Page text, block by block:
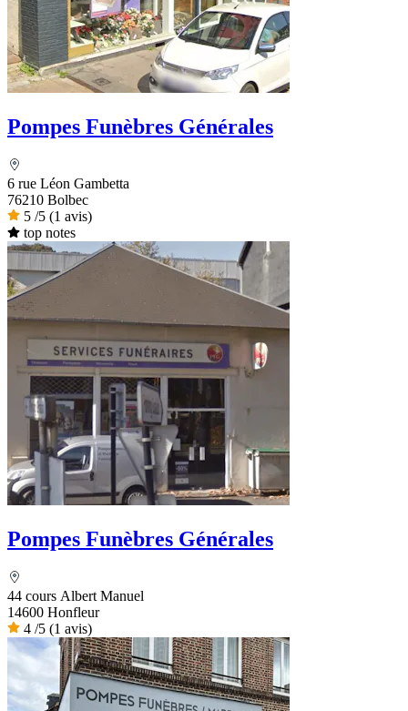
Pompes Funèbres Générales
6 rue Léon Gambetta
76210 Bolbec
5 /5 (1 avis)
top notes
Pompes Funèbres Générales
44 cours Albert Manuel
14600 Honfleur
4 /5 (1 avis)